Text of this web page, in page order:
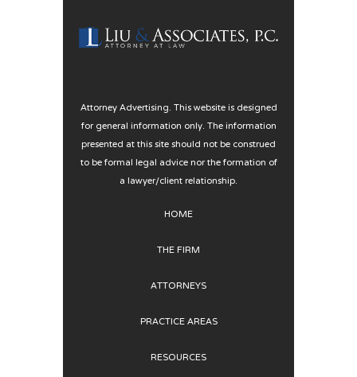
Attorney Advertising. This website is designed
for general information only. The information
presented at this site should not be construed
to be formal legal advice nor the formation of
a lawyer/client relationship.
HOME
THE FIRM
ATTORNEYS
PRACTICE AREAS
RESOURCES